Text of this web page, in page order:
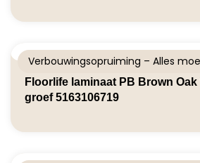
Verbouwingsopruiming – Alles
Floorlife laminaat PB Brown Oak
groef 5163106719